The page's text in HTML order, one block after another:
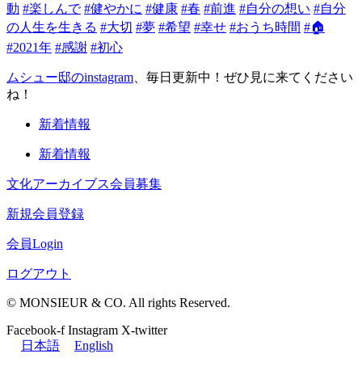
動 #楽しんで #健やかに #健康 #春 #前進 #自分の想い #自分
の人生を生きる #大切 #夢 #希望 #幸せ #おうち時間 #🏠
#2021年 #感謝 #初心
ムシュー邸のinstagram 、毎日更新中！ぜひ見に来てください
ね！
新着情報
新着情報
文化アーカイブス会員募集
新規会員登録
会員Login
ログアウト
© MONSIEUR & CO. All rights Reserved.
Facebook-f Instagram X-twitter
日本語
English